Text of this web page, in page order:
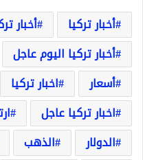
أخبار تركيا
أخبار
أخبار تركيا اليوم عاجل
أسعار
اخبار تركيا
اخبار تركيا عاجل
الدولار
الذهب